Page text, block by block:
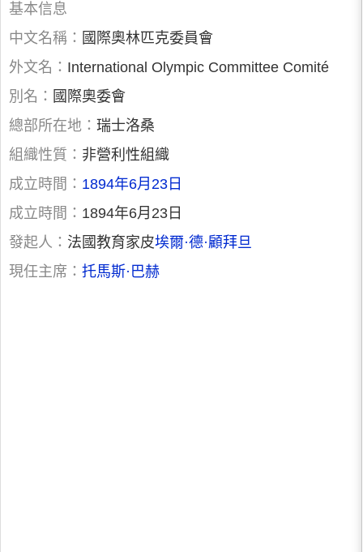
基本信息
中文名稱： 國際奧林匹克委員會
外文名： International Olympic Committee Comité
別名： 國際奧委會
總部所在地： 瑞士洛桑
組織性質： 非營利性組織
成立時間： 1894年6月23日
成立時間： 1894年6月23日
發起人： 法國教育家皮埃爾·德·顧拜旦
現任主席： 托馬斯·巴赫